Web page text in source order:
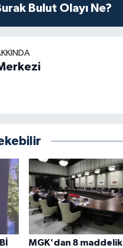
Bulut Olayı Ne?
MGK'dan 8 maddelik